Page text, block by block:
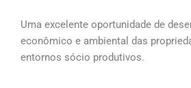
Uma excelente oportunidade de
econômico e ambiental das
entornos sócio produtivos.